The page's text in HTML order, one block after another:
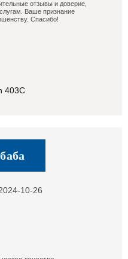
отзывы и доверие,
Ваше признание
Спасибо!
10-26